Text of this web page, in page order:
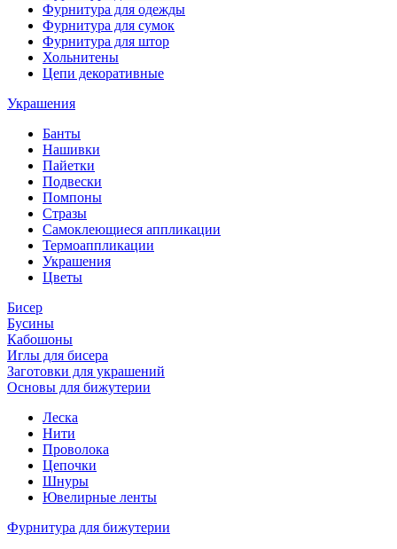
Фурнитура для одежды
Фурнитура для сумок
Фурнитура для штор
Хольнитены
Цепи декоративные
Украшения
Банты
Нашивки
Пайетки
Подвески
Помпоны
Стразы
Самоклеющиеся аппликации
Термоаппликации
Украшения
Цветы
Бисер
Бусины
Кабошоны
Иглы для бисера
Заготовки для украшений
Основы для бижутерии
Леска
Нити
Проволока
Цепочки
Шнуры
Ювелирные ленты
Фурнитура для бижутерии